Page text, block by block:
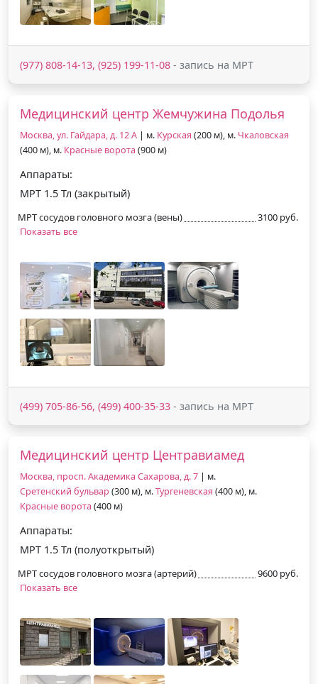
(977) 808-14-13, (925) 199-11-08 - запись на МРТ
Медицинский центр Жемчужина Подолья
Москва, ул. Гайдара, д. 12 А | м. Курская (200 м), м. Чкаловская
(400 м), м. Красные ворота (900 м)
Аппараты:
МРТ 1.5 Тл (закрытый)
МРТ сосудов головного мозга (вены)
3100 руб.
Показать все
(499) 705-86-56, (499) 400-35-33 - запись на МРТ
Медицинский центр Центравиамед
Москва, просп. Академика Сахарова, д. 7 | м.
Сретенский бульвар (300 м), м.Тургеневская (400 м), м.
Красные ворота (400 м)
Аппараты:
МРТ 1.5 Тл (полуоткрытый)
МРТ сосудов головного мозга (артерий)
9600 руб.
Показать все